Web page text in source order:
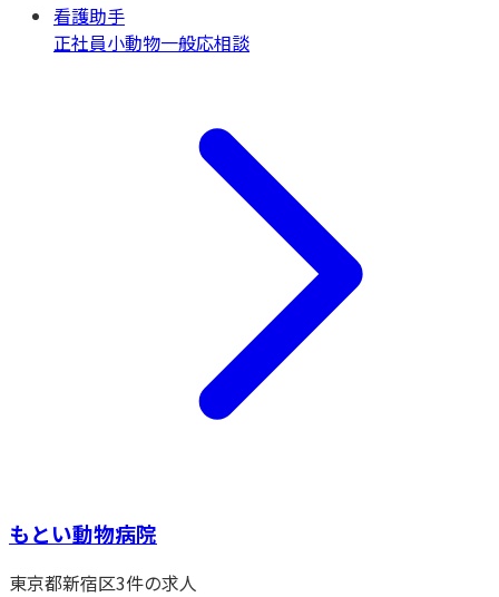
看護助手
正社員小動物一般応相談
もとい動物病院
東京都新宿区3件の求人